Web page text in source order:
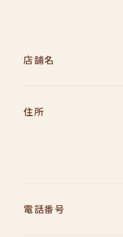
店舗名
住所
電話番号